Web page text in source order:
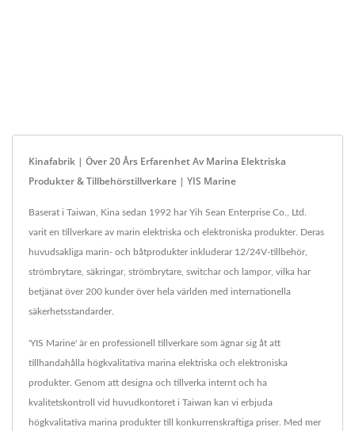
Kinafabrik | Över 20 Års Erfarenhet Av Marina Elektriska
Produkter & Tillbehörstillverkare | YIS Marine
Baserat i Taiwan, Kina sedan 1992 har Yih Sean Enterprise Co., Ltd.
varit en tillverkare av marin elektriska och elektroniska produkter. Deras
huvudsakliga marin- och båtprodukter inkluderar 12/24V-tillbehör,
strömbrytare, säkringar, strömbrytare, switchar och lampor, vilka har
betjänat över 200 kunder över hela världen med internationella
säkerhetsstandarder.
'YIS Marine' är en professionell tillverkare som ägnar sig åt att
tillhandahålla högkvalitativa marina elektriska och elektroniska
produkter. Genom att designa och tillverka internt och ha
kvalitetskontroll vid huvudkontoret i Taiwan kan vi erbjuda
högkvalitativa marina produkter till konkurrenskraftiga priser. Med mer